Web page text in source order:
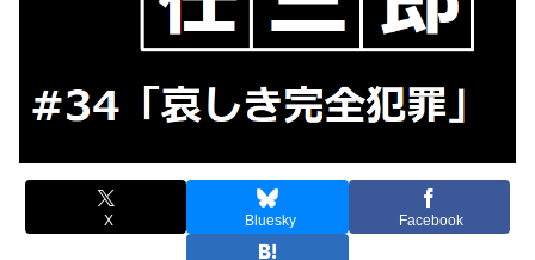
X Bluesky Facebook